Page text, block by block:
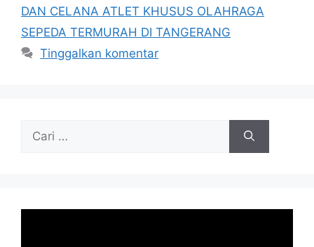
DAN CELANA ATLET KHUSUS OLAHRAGA
SEPEDA TERMURAH DI TANGERANG
Tinggalkan komentar
untuk: